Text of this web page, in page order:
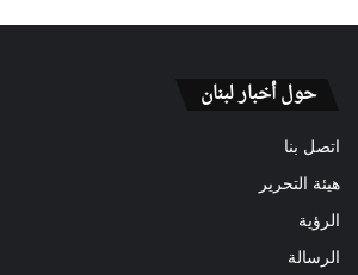
حول أخبار لبنان
اتصل بنا
هيئة التحرير
الرؤية
الرسالة